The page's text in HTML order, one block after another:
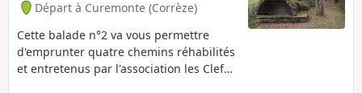
Départ à Curemonte (Corrèze)
Cette balade n°2 va vous permettre
d'emprunter quatre chemins réhabilités
et entretenus par l'association les Clefs